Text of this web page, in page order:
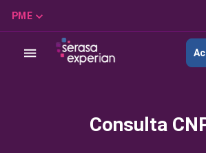
PME
Consulta